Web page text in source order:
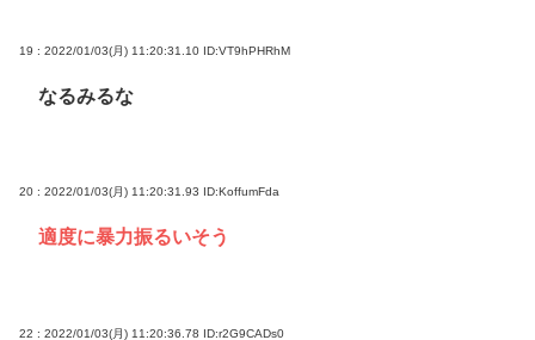
19 : 2022/01/03(月) 11:20:31.10 ID:VT9hPHRhM
なるみるな
20 : 2022/01/03(月) 11:20:31.93 ID:KoffumFda
適度に暴力振るいそう
22 : 2022/01/03(月) 11:20:36.78 ID:r2G9CADs0